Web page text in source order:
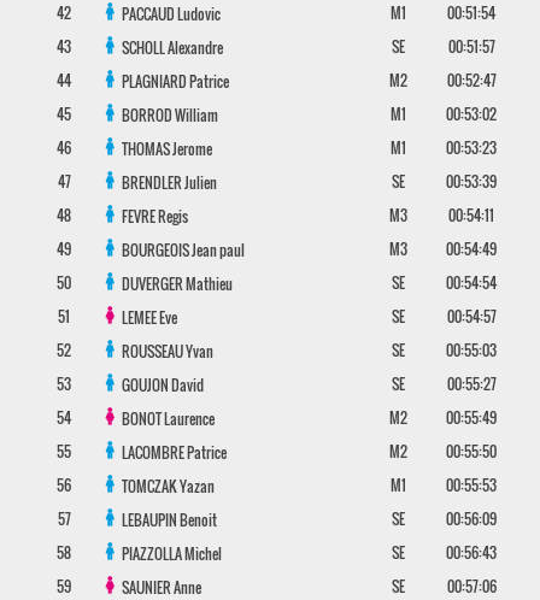
42
PACCAUDLudovic M1
00:51:54
43
SCHOLLAlexandre SE
00:51:57
44
PLAGNIARDPatrice M2
00:52:47
45
BORRODWilliam M1
00:53:02
46
THOMASJerome M1
00:53:23
47
BRENDLERJulien SE
00:53:39
48
FEVRERegis M3
00:54:11
49
BOURGEOISJean paul M3
00:54:49
50
DUVERGERMathieu SE
00:54:54
51
LEMEEEve SE
00:54:57
52
ROUSSEAUYvan SE
00:55:03
53
GOUJONDavid SE
00:55:27
54
BONOTLaurence M2
00:55:49
55
LACOMBREPatrice M2
00:55:50
56
TOMCZAKYazan M1
00:55:53
57
LEBAUPINBenoit SE
00:56:09
58
PIAZZOLLAMichel SE
00:56:43
59
SAUNIERAnne SE 00:57:06